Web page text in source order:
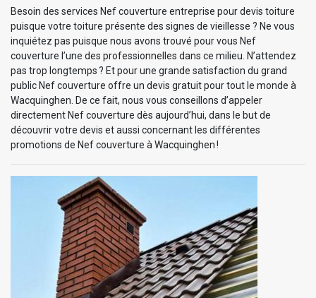
Besoin des services Nef couverture entreprise pour devis toiture
puisque votre toiture présente des signes de vieillesse ? Ne vous
inquiétez pas puisque nous avons trouvé pour vous Nef
couverture l’une des professionnelles dans ce milieu. N’attendez
pas trop longtemps ? Et pour une grande satisfaction du grand
public Nef couverture offre un devis gratuit pour tout le monde à
Wacquinghen. De ce fait, nous vous conseillons d’appeler
directement Nef couverture dès aujourd’hui, dans le but de
découvrir votre devis et aussi concernant les différentes
promotions de Nef couverture à Wacquinghen !